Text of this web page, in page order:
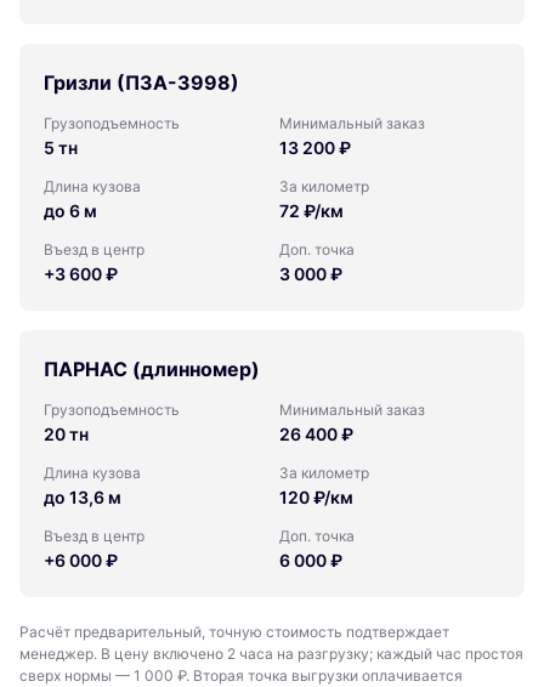
Гризли (ПЗА-3998)
Грузоподъемность
5 тн
Минимальный заказ
13 200 ₽
Длина кузова
до 6 м
За километр
72 ₽/км
Въезд в центр
+3 600 ₽
Доп. точка
3 000 ₽
ПАРНАС (длинномер)
Грузоподъемность
20 тн
Минимальный заказ
26 400 ₽
Длина кузова
до 13,6 м
За километр
120 ₽/км
Въезд в центр
+6 000 ₽
Доп. точка
6 000 ₽
Расчёт предварительный, точную стоимость подтверждает
менеджер. В цену включено 2 часа на разгрузку; каждый час простоя
сверх нормы — 1 000 ₽. Вторая точка выгрузки оплачивается